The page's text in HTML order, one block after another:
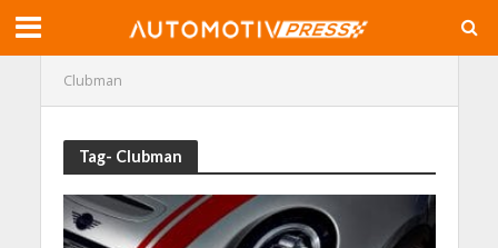
Clubman
Tag- Clubman